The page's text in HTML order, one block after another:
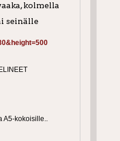
kolmella
seinälle
A5-kokoisille..